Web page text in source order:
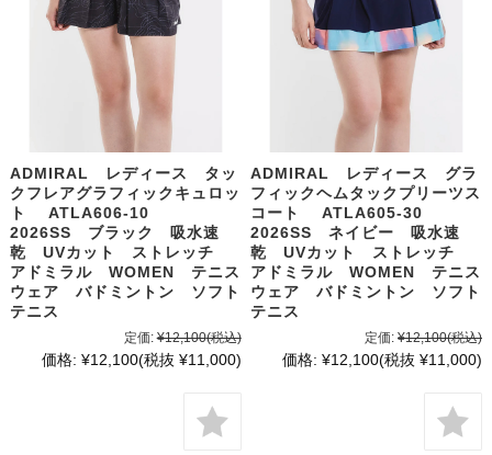
ADMIRAL レディース タッ
クフレアグラフィックキュロッ
ト ATLA606-10
2026SS ブラック 吸水速
乾 UVカット ストレッチ
アドミラル WOMEN テニス
ウェア バドミントン ソフト
テニス
定価: ¥12,100(税込)
価格: ¥12,100(税抜 ¥11,000)
ADMIRAL レディース グラ
フィックヘムタックプリーツス
コート ATLA605-30
2026SS ネイビー 吸水速
乾 UVカット ストレッチ
アドミラル WOMEN テニス
ウェア バドミントン ソフト
テニス
定価: ¥12,100(税込)
価格: ¥12,100(税抜 ¥11,000)